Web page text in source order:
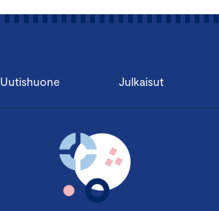
Uutishuone Julkaisut